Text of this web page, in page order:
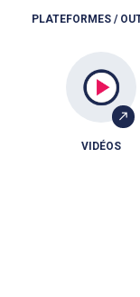
PLATEFORMES /
VIDÉOS